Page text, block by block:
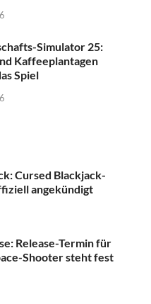
Simulator 25:
Kaffeeplantagen
Spiel
Cursed Blackjack-
angekündigt
Release-Termin für
Shooter steht fest